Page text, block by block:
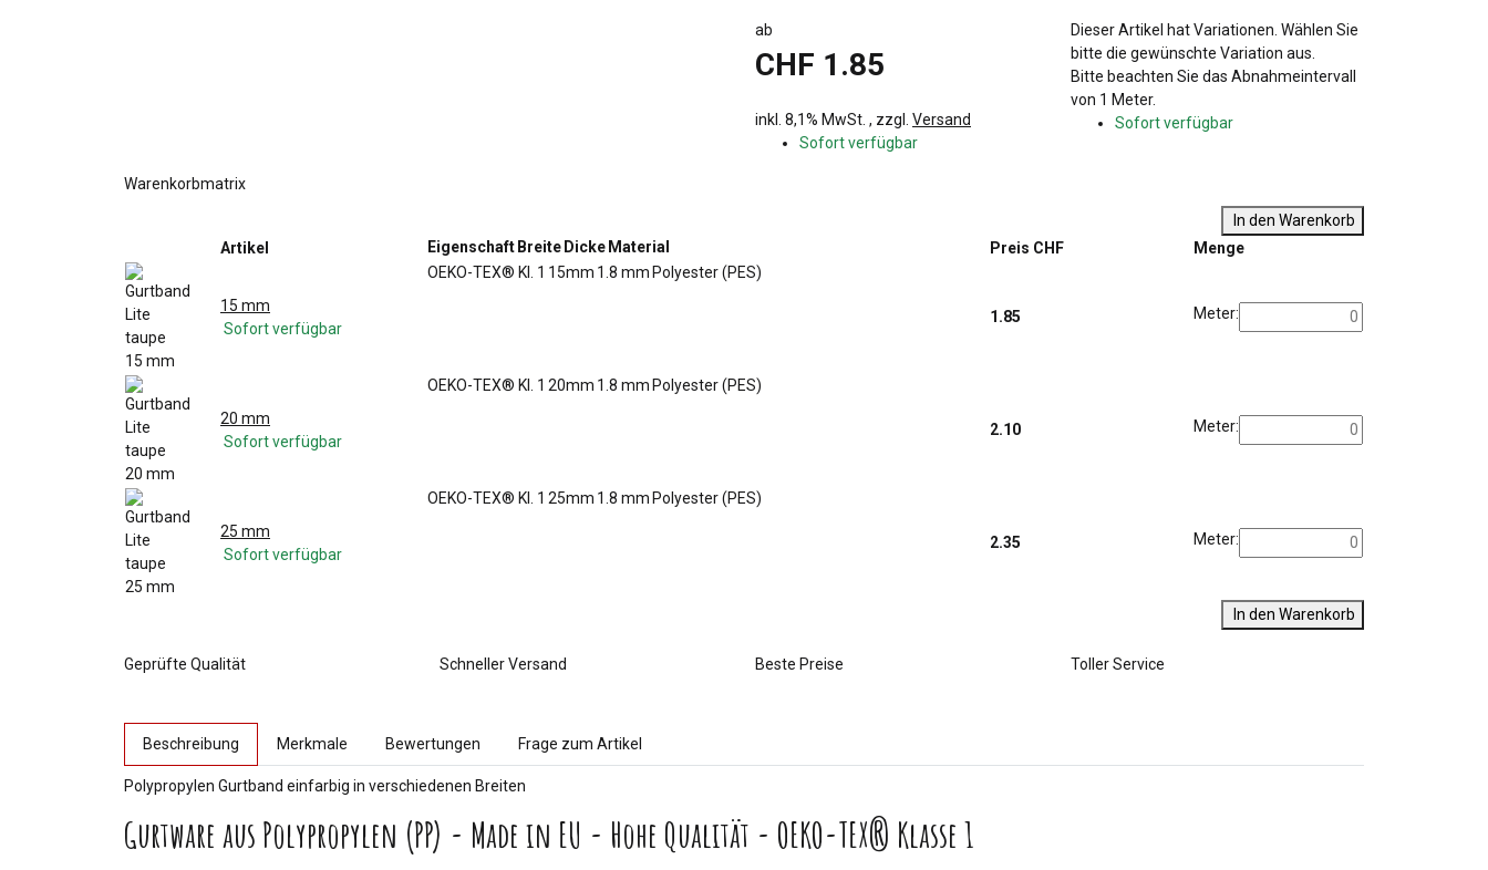
ab
CHF 1.85
inkl. 8,1% MwSt. , zzgl. Versand
Sofort verfügbar
xDieser Artikel hat Variationen. Wählen Sie
bitte die gewünschte Variation aus.
xBitte beachten Sie das Abnahmeintervall
von 1 Meter.
Sofort verfügbar
Warenkorbmatrix
In den Warenkorb
Artikel
Eigenschaft Breite Dicke Material Preis CHF Menge
15 mm
Sofort verfügbar
OEKO-TEX® Kl. 1 15mm 1.8 mm Polyester (PES)
1.85 Meter:
20 mm
Sofort verfügbar
OEKO-TEX® Kl. 1 20mm 1.8 mm Polyester (PES)
2.10 Meter:
25 mm
Sofort verfügbar
OEKO-TEX® Kl. 1 25mm 1.8 mm Polyester (PES)
2.35 Meter:
In den Warenkorb
Geprüfte Qualität Schneller Versand Beste Preise Toller Service
Beschreibung Merkmale Bewertungen Frage zum Artikel
Polypropylen Gurtband einfarbig in verschiedenen Breiten
Gurtware aus Polypropylen (PP) - Made in EU - Hohe Qualität - OEKO-TEX® Klasse 1